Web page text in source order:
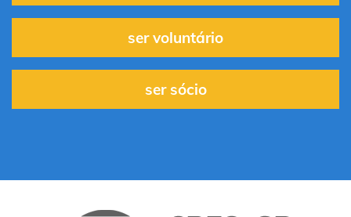
ser voluntário
ser sócio